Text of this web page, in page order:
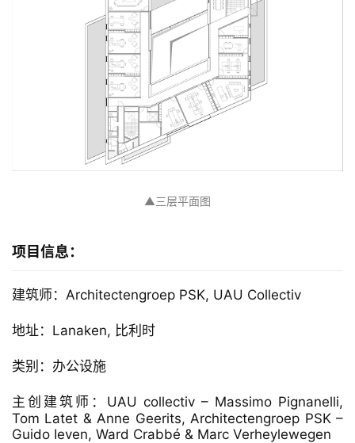
▲三层平面图
项目信息：
建筑师：Architectengroep PSK, UAU Collectiv
地址：Lanaken, 比利时
类别：办公设施
主创建筑师：UAU collectiv – Massimo Pignanelli,
Tom Latet & Anne Geerits, Architectengroep PSK –
Guido Ieven, Ward Crabbé & Marc Verheylewegen